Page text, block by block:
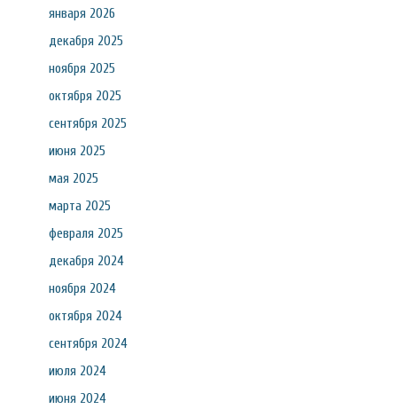
января 2026
декабря 2025
ноября 2025
октября 2025
сентября 2025
июня 2025
мая 2025
марта 2025
февраля 2025
декабря 2024
ноября 2024
октября 2024
сентября 2024
июля 2024
июня 2024